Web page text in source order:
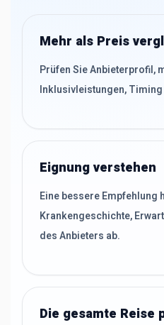
Mehr als Preis
Prüfen Sie Anbieterprofil,
Inklusivleistungen,
Eignung verstehen
Eine bessere Empfehlung
Krankengeschichte,
des Anbieters ab.
Die gesamte Reise